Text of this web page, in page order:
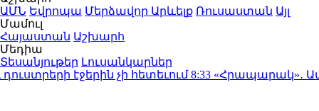
ԱՄՆ Եվրոպա Մերձավոր Արևելք Ռուսաստան Այլ
Մամուլ
Հայաստան Աշխարհ
Մեդիա
Տեսանյութեր Լուսանկարներ
էջերին չի հետեւում8:33«Հրապարակ»․ Ամեն